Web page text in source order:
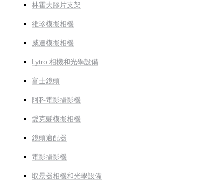
林霍夫膠片支架
維珍模擬相機
威達模擬相機
Lytro 相機和光學設備
富士鏡頭
阿科電影攝影機
愛克髮模擬相機
鏡頭適配器
電影攝影機
取景器相機和光學設備